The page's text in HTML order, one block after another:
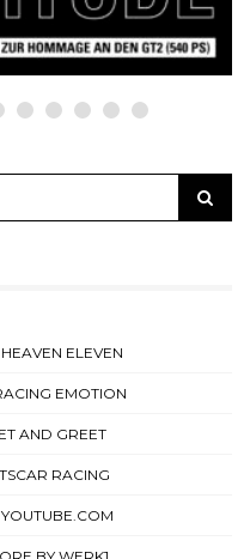
ELEVEN
EMOTION
AND GREET
RACING